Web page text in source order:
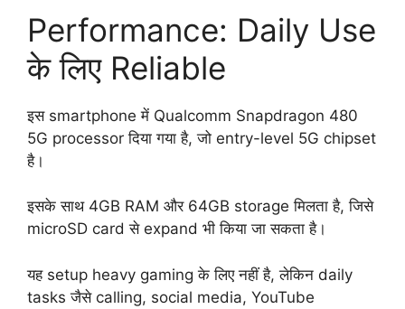
Performance: Daily Use
के लिए Reliable
इस smartphone में Qualcomm Snapdragon 480
5G processor दिया गया है, जो entry-level 5G chipset
है।
इसके साथ 4GB RAM और 64GB storage मिलता है, जिसे
microSD card से expand भी किया जा सकता है।
यह setup heavy gaming के लिए नहीं है, लेकिन daily
tasks जैसे calling, social media, YouTube